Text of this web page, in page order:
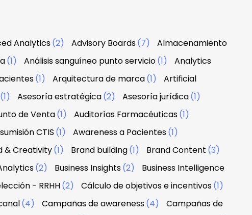
Analytics(2) Advisory Boards(7)
Almacenamiento
(1) Análisis sanguíneo punto servicio(1)
Analytics
(1) Arquitectura de marca(1)
Artificial
(1) Asesoría estratégica(2) Asesoría jurídica(1)
de Venta(1) Auditorías Farmacéuticas(1)
CTIS (1) Awareness a Pacientes(1)
& Creativity(1) Brand building(1) Brand Content (3)
(2) Business Insights(2)
Business Intelligence
- RRHH(2) Cálculo de objetivos e incentivos(1)
(4) Campañas de awareness(4)
Campañas de